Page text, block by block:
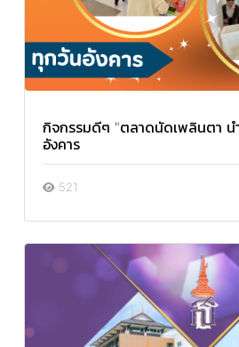
กิจกรรมดีๆ "ตลาดนัดเพลินตา
อังคาร
521